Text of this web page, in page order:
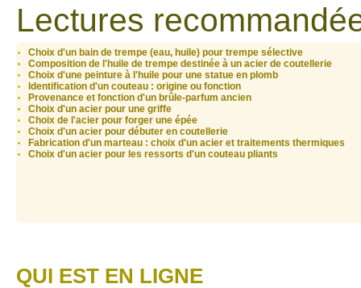
Lectures
Choix d'un bain de trempe (eau, huile) pour trempe sélective
Composition de l'huile de trempe destinée à un acier de coutellerie
Choix d'une peinture à l'huile pour une statue en plomb
Identification d'un couteau : origine ou fonction
Provenance et fonction d'un brûle-parfum ancien
Choix d'un acier pour une griffe
Choix de l'acier pour forger une épée
Choix d'un acier pour débuter en coutellerie
Fabrication d'un marteau : choix d'un acier et traitements thermiques
Choix d'un acier pour les ressorts d'un couteau pliants
QUI EST EN LIGNE